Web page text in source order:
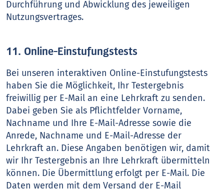
Durchführung und Abwicklung des jeweiligen
Nutzungsvertrages.
11. Online-Einstufungstests
Bei unseren interaktiven Online-Einstufungstests
haben Sie die Möglichkeit, Ihr Testergebnis
freiwillig per E-Mail an eine Lehrkraft zu senden.
Dabei geben Sie als Pflichtfelder Vorname,
Nachname und Ihre E-Mail-Adresse sowie die
Anrede, Nachname und E-Mail-Adresse der
Lehrkraft an. Diese Angaben benötigen wir, damit
wir Ihr Testergebnis an Ihre Lehrkraft übermitteln
können. Die Übermittlung erfolgt per E-Mail. Die
Daten werden mit dem Versand der E-Mail